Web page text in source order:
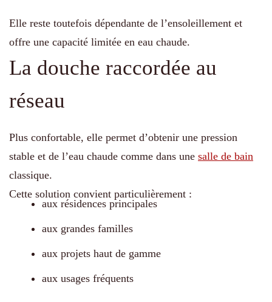
Elle reste toutefois dépendante de l’ensoleillement et
offre une capacité limitée en eau chaude.
La douche raccordée au
réseau
Plus confortable, elle permet d’obtenir une pression
stable et de l’eau chaude comme dans une salle de bain
classique.
Cette solution convient particulièrement :
aux résidences principales
aux grandes familles
aux projets haut de gamme
aux usages fréquents